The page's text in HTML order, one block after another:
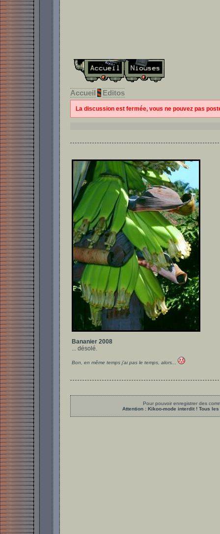
Accueil Editos
La discussion est fermée, vous ne pouvez pas
Bananier 2008
... désolé.
Bon, en même temps j’ai pas le temps, alors...
Pour pouvoir enregistrer des
Attention : Kikoo-mode interdit ! Tous